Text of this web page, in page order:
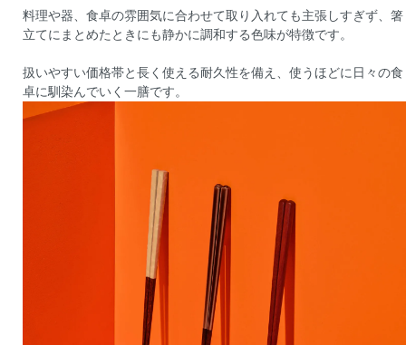
料理や器、食卓の雰囲気に合わせて取り入れても主張しすぎず、箸
立てにまとめたときにも静かに調和する色味が特徴です。
扱いやすい価格帯と長く使える耐久性を備え、使うほどに日々の食
卓に馴染んでいく一膳です。